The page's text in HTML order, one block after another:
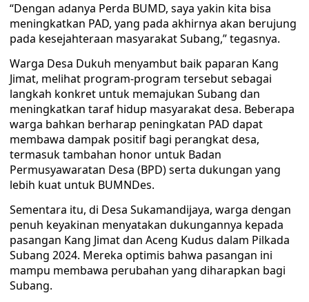
“Dengan adanya Perda BUMD, saya yakin kita bisa
meningkatkan PAD, yang pada akhirnya akan berujung
pada kesejahteraan masyarakat Subang,” tegasnya.
Warga Desa Dukuh menyambut baik paparan Kang
Jimat, melihat program-program tersebut sebagai
langkah konkret untuk memajukan Subang dan
meningkatkan taraf hidup masyarakat desa. Beberapa
warga bahkan berharap peningkatan PAD dapat
membawa dampak positif bagi perangkat desa,
termasuk tambahan honor untuk Badan
Permusyawaratan Desa (BPD) serta dukungan yang
lebih kuat untuk BUMNDes.
Sementara itu, di Desa Sukamandijaya, warga dengan
penuh keyakinan menyatakan dukungannya kepada
pasangan Kang Jimat dan Aceng Kudus dalam Pilkada
Subang 2024. Mereka optimis bahwa pasangan ini
mampu membawa perubahan yang diharapkan bagi
Subang.